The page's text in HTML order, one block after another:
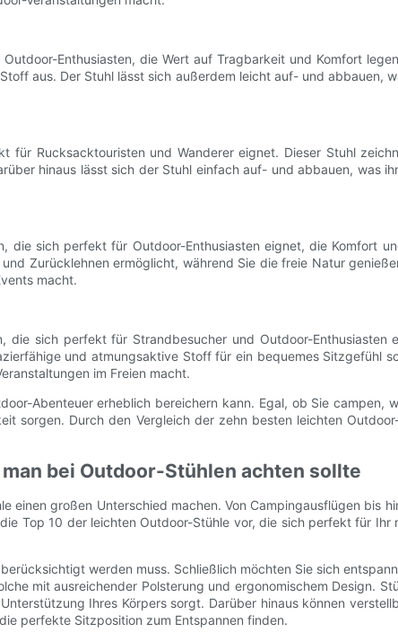
Enthusiasten, die Wert auf Tragbarkeit und Komfort
aus. Der Stuhl lässt sich außerdem leicht auf- und abbauen,
Rucksacktouristen und Wanderer eignet. Dieser Stuhl
hinaus lässt sich der Stuhl einfach auf- und abbauen, was
die sich perfekt für Outdoor-Enthusiasten eignet, die Komfort
Zurücklehnen ermöglicht, während Sie die freie Natur
macht.
die sich perfekt für Strandbesucher und Outdoor-
und atmungsaktive Stoff für ein bequemes Sitzgefühl
im Freien macht.
Abenteuer erheblich bereichern kann. Egal, ob Sie campen,
sorgen. Durch den Vergleich der zehn besten leichten
bei Outdoor-Stühlen achten sollte
einen großen Unterschied machen. Von Campingausflügen bis
Top 10 der leichten Outdoor-Stühle vor, die sich perfekt für
werden muss. Schließlich möchten Sie sich
mit ausreichender Polsterung und ergonomischem Design.
Ihres Körpers sorgt. Darüber hinaus können
perfekte Sitzposition zum Entspannen finden.